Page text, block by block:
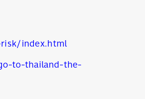
index.html
to-thailand-the-